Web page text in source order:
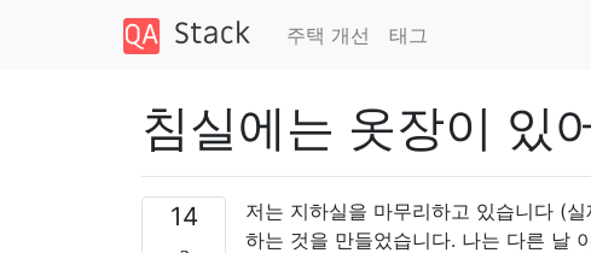
주택 개선 태그
침실에는 옷장이 있
14
저는 지하실을 마무리하고 있습니다 (
하는 것을 만들었습니다. 나는 다른 날